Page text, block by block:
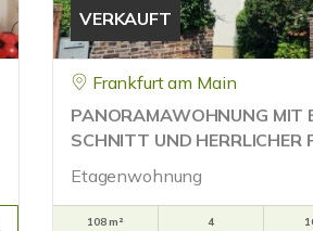
VERKAUFT
Frankfurt am Main
PANORAMAWOHNUNG MIT
SCHNITT UND HERRLICHER
Etagenwohnung
108 m²
4